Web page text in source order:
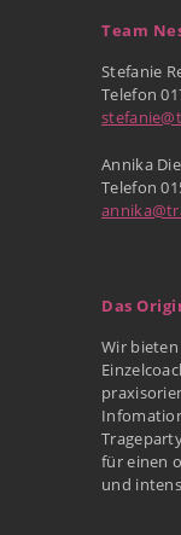
Team
Stefanie
Telefon
Annika
Telefon
Das
Wir
für einen
und